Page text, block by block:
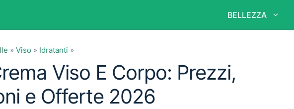
BELLEZZA
» Viso » Idratanti »
Viso E Corpo: Prezzi,
e Offerte 2026